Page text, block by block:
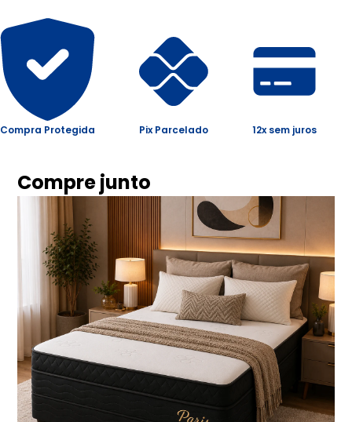
Compra Protegida Pix Parcelado 12x sem juros
Compre junto